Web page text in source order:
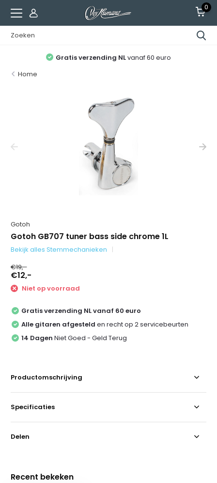
0
Gratis verzending NLvanaf 60 euro
Home
Gotoh
Gotoh GB707 tuner bass side chrome 1L
Bekijk alles Stemmechanieken
€19,-
€12,-
Niet op voorraad
Gratis verzending NL vanaf 60 euro
Alle gitaren afgesteld en recht op 2 servicebeurten
14 Dagen Niet Goed - Geld Terug
Productomschrijving
Specificaties
Delen
Recent bekeken